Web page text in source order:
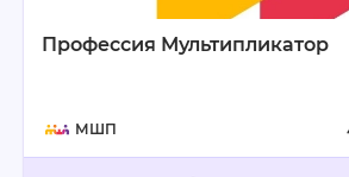
Профессия Мультипликатор
МШП